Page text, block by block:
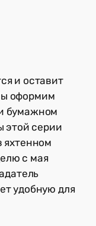
и оставит
оформим
бумажном
этой серии
яхтенном
с мая
удобную для